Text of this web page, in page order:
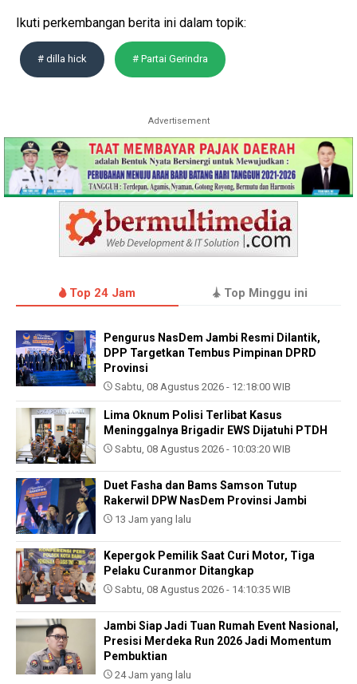
Ikuti perkembangan berita ini dalam topik:
# dilla hick # Partai Gerindra
Advertisement
Top 24 Jam Top Minggu ini
Pengurus NasDem Jambi Resmi Dilantik,
DPP Targetkan Tembus Pimpinan DPRD
Provinsi
Sabtu, 08 Agustus 2026 - 12:18:00 WIB
Lima Oknum Polisi Terlibat Kasus
Meninggalnya Brigadir EWS Dijatuhi PTDH
Sabtu, 08 Agustus 2026 - 10:03:20 WIB
Duet Fasha dan Bams Samson Tutup
Rakerwil DPW NasDem Provinsi Jambi
13 Jam yang lalu
Kepergok Pemilik Saat Curi Motor, Tiga
Pelaku Curanmor Ditangkap
Sabtu, 08 Agustus 2026 - 14:10:35 WIB
Jambi Siap Jadi Tuan Rumah Event Nasional,
Presisi Merdeka Run 2026 Jadi Momentum
Pembuktian
24 Jam yang lalu